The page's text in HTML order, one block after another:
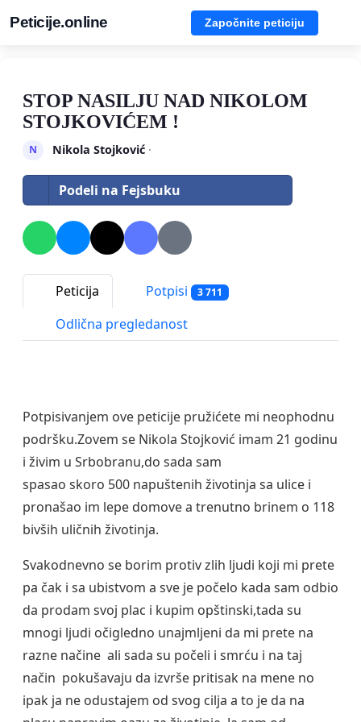
Peticije.online Započnite peticiju
STOP NASILJU NAD NIKOLOM
STOJKOVIĆEM !
N Nikola Stojković·
Podeli na Fejsbuku
Peticija Potpisi 3 711
Odlična pregledanost
Potpisivanjem ove peticije pružićete mi neophodnu
podršku.Zovem se Nikola Stojković imam 21 godinu
i živim u Srbobranu,do sada sam
spasao skoro 500 napuštenih životinja sa ulice i
pronašao im lepe domove a trenutno brinem o 118
bivših uličnih životinja.
Svakodnevno se borim protiv zlih ljudi koji mi prete
pa čak i sa ubistvom a sve je počelo kada sam odbio
da prodam svoj plac i kupim opštinski,tada su
mnogi ljudi očigledno unajmljeni da mi prete na
razne načine ali sada su počeli i smrću i na taj
način pokušavaju da izvrše pritisak na mene no
ipak ja ne odustajem od svog cilja a to je da na